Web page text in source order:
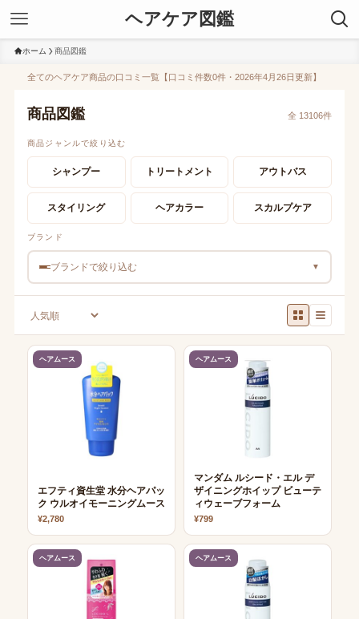
ヘアケア図鑑
ホーム 商品図鑑
全てのヘアケア商品の口コミ一覧【口コミ件数0件・2026年4月26日更新】
商品図鑑 全 13106件
商品ジャンルで絞り込む
シャンプー トリートメント アウトバス
スタイリング ヘアカラー スカルプケア
ブランド
ブランドで絞り込む ▼
ヘアムース
エフティ資生堂 水分ヘアパッ
ク ウルオイモーニングムース
¥2,780
ヘアムース
マンダム ルシード・エル デ
ザイニングホイップ ビューテ
ィウェーブフォーム
¥799
ヘアムース ヘアムース